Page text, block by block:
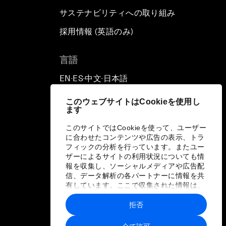
このウェブサイトはCookieを使用し
ます
このサイトではCookieを使って、ユーザー
に合わせたコンテンツや広告の表示、トラ
フィックの分析を行っています。またユー
ザーによるサイトの利用状況についても情
報を収集し、ソーシャルメディアや広告配
信、データ解析の各パートナーに情報を共
有しています。ここで収集された情報は、
ユーザーが各パートナーに提供した他の情
報や各パートナーのサービスを使用した際
に収集された情報と組み合わされ、各パー
トナーによって使用されることがありま
拒否
サステナビリティへの取り組み
採用情報 (英語のみ)
言語
EN ▪ ES▪中文▪ 日本語